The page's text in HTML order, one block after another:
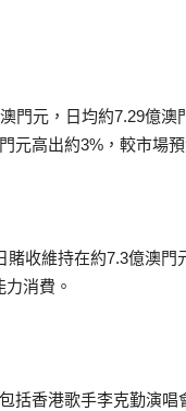
門元，日均約7.29億
元高出約3%，較市場
收維持在約7.3億澳
消費。
括香港歌手李克勤演唱